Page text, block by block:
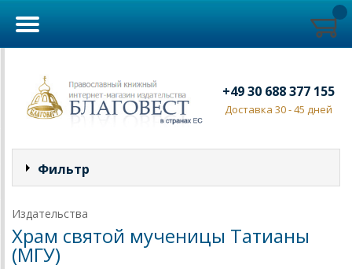
+49 30 688 377 155
Доставка 30 - 45 дней
Фильтр
Издательства
Храм святой мученицы Татианы
(МГУ)